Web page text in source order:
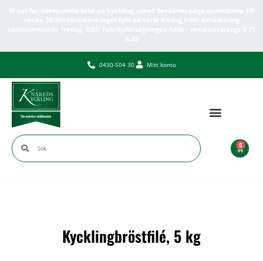
0430-504 30 Mitt konto
0
Kycklingbröstfilé, 5 kg